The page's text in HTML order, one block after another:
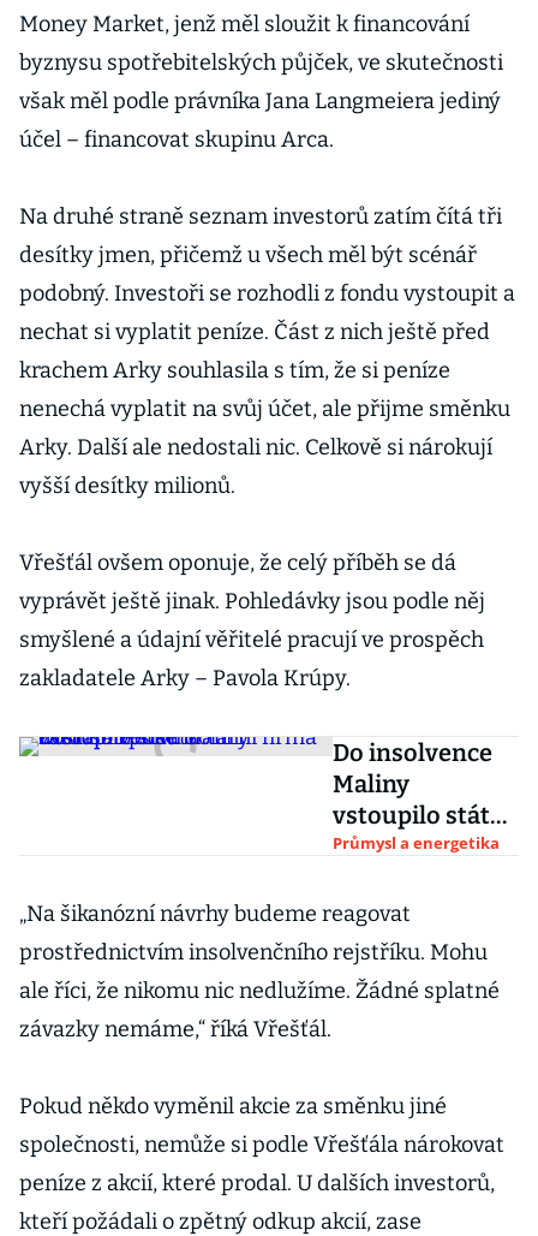
Money Market, jenž měl sloužit k financování
byznysu spotřebitelských půjček, ve skutečnosti
však měl podle právníka Jana Langmeiera jediný
účel – financovat skupinu Arca.
Na druhé straně seznam investorů zatím čítá tři
desítky jmen, přičemž u všech měl být scénář
podobný. Investoři se rozhodli z fondu vystoupit a
nechat si vyplatit peníze. Část z nich ještě před
krachem Arky souhlasila s tím, že si peníze
nenechá vyplatit na svůj účet, ale přijme směnku
Arky. Další ale nedostali nic. Celkově si nárokují
vyšší desítky milionů.
Vřešťál ovšem oponuje, že celý příběh se dá
vyprávět ještě jinak. Pohledávky jsou podle něj
smyšlené a údajní věřitelé pracují ve prospěch
zakladatele Arky – Pavola Krúpy.
Do insolvence
Maliny
vstoupilo státní
zastupitelství.
dostala i pokutu
Průmysl a energetika
„Na šikanózní návrhy budeme reagovat
prostřednictvím insolvenčního rejstříku. Mohu
ale říci, že nikomu nic nedlužíme. Žádné splatné
závazky nemáme,“ říká Vřešťál.
Pokud někdo vyměnil akcie za směnku jiné
společnosti, nemůže si podle Vřešťála nárokovat
peníze z akcií, které prodal. U dalších investorů,
kteří požádali o zpětný odkup akcií, zase